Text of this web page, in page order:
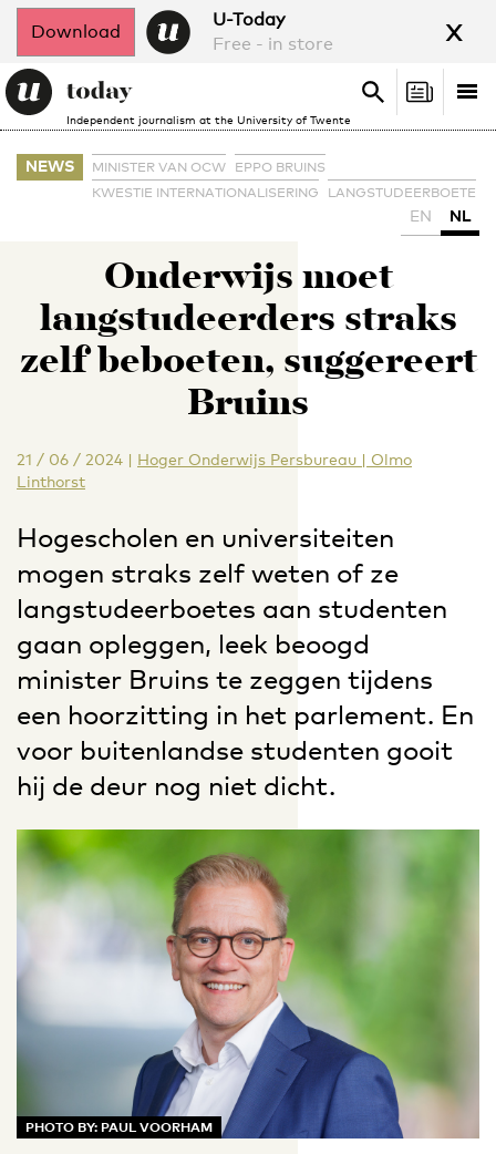
Download
U-Today
Free - in store
x
Independent journalism at the University of Twente
Search
Search
NEWS MINISTER VAN OCW
EPPO BRUINS
KWESTIE INTERNATIONALISERING
LANGSTUDEERBOETE
EN NL
Onderwijs moet
langstudeerders straks
zelf beboeten, suggereert
Bruins
21 / 06 / 2024 | Hoger Onderwijs Persbureau | Olmo
Linthorst
Hogescholen en universiteiten
mogen straks zelf weten of ze
langstudeerboetes aan studenten
gaan opleggen, leek beoogd
minister Bruins te zeggen tijdens
een hoorzitting in het parlement. En
voor buitenlandse studenten gooit
hij de deur nog niet dicht.
PHOTO BY: PAUL VOORHAM